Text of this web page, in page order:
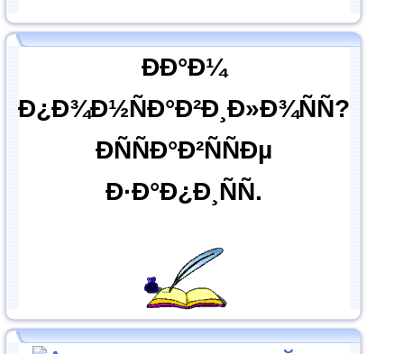
ÐÐ°Ð¼
Ð¿Ð¾Ð½ÑÐ°Ð²Ð¸Ð»Ð¾ÑÑ?
ÐÑÑÐ°Ð²ÑÑÐµ
Ð·Ð°Ð¿Ð¸ÑÑ.